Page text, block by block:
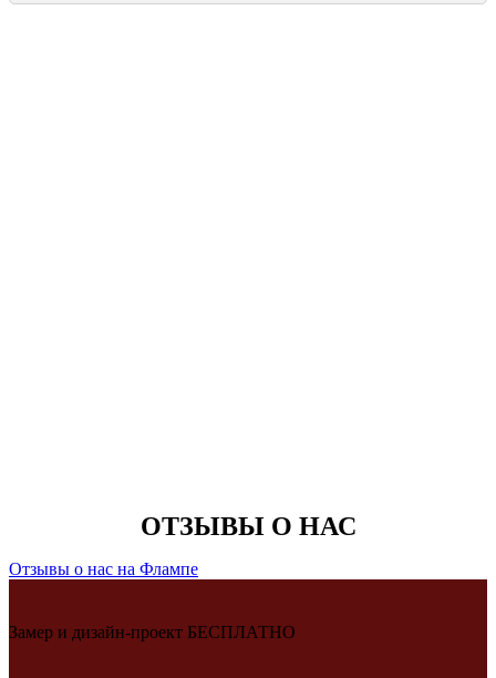
ОТЗЫВЫ О НАС
Отзывы о нас на Флампе
Замер и дизайн-проект БЕСПЛАТНО